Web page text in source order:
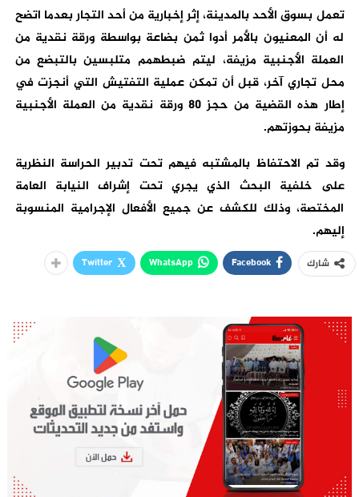
تعمل بسوق الأحد بالمدينة، إثر إخبارية من أحد التجار بعدما اتضح
له أن المعنيون بالأمر أدوا ثمن بضاعة بواسطة ورقة نقدية من
العملة الأجنبية مزيفة، ليتم ضبطهمم متلبسين بالتبضع من
محل تجاري آخر، قبل أن تمكن عملية التفتيش التي أنجزت في
إطار هذه القضية من حجز 80 ورقة نقدية من العملة الأجنبية
مزيفة بحوزتهم.
وقد تم الاحتفاظ بالمشتبه فيهم تحت تدبير الحراسة النظرية
على خلفية البحث الذي يجري تحت إشراف النيابة العامة
المختصة، وذلك للكشف عن جميع الأفعال الإجرامية المنسوبة
إليهم.
شارك Facebook
WhatsApp
Twitter